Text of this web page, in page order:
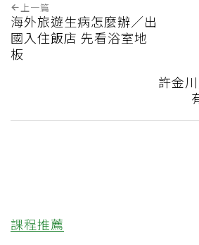
上一篇
海外旅遊生病怎麼辦／出
國入住飯店 先看浴室地
板
許金
課程推薦